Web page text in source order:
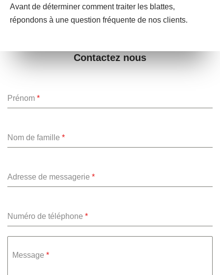
Avant de déterminer comment traiter les blattes,
répondons à une question fréquente de nos clients.
Contactez nous
Prénom *
Nom de famille *
Adresse de messagerie *
Numéro de téléphone *
Message *